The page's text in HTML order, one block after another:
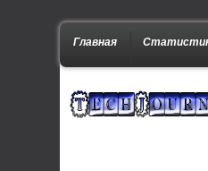
Главная